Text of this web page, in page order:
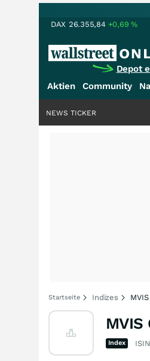
DAX 26.355,84 +0,69%
Depot
Aktien Community
NEWS TICKER
Startseite Indizes
Index